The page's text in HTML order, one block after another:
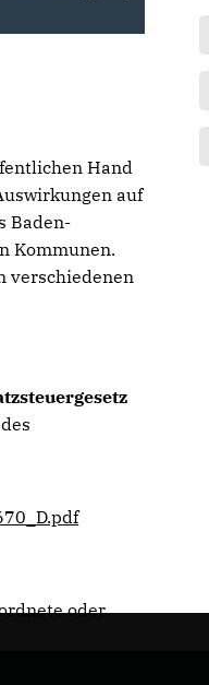
Hand
auf
Baden-
Kommunen.
verschiedenen
oder